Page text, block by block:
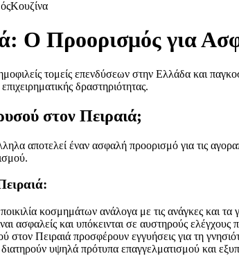
Κουζίνα
Ο Προορισμός για
τομείς επενδύσεων στην Ελλάδα και
δραστηριότητας.
στον Πειραιά;
αποτελεί έναν ασφαλή προορισμό για τις
κοσμημάτων ανάλογα με τις ανάγκες και
ασφαλείς και υπόκεινται σε αυστηρούς ελέγχους
Πειραιά προσφέρουν εγγυήσεις για τη
υψηλά πρότυπα επαγγελματισμού και